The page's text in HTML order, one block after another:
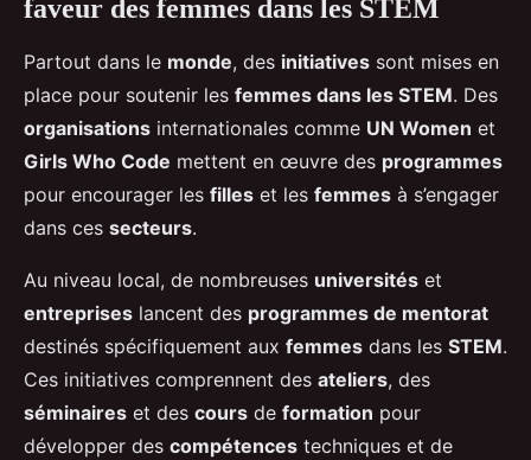
faveur des femmes dans les STEM
Partout dans le monde, des initiatives sont mises en
place pour soutenir les femmes dans les STEM. Des
organisations internationales comme UN Women et
Girls Who Code mettent en œuvre des programmes
pour encourager les filles et les femmes à s’engager
dans ces secteurs.
Au niveau local, de nombreuses universités et
entreprises lancent des programmes de mentorat
destinés spécifiquement aux femmes dans les STEM.
Ces initiatives comprennent des ateliers, des
séminaires et des cours de formation pour
développer des compétences techniques et de